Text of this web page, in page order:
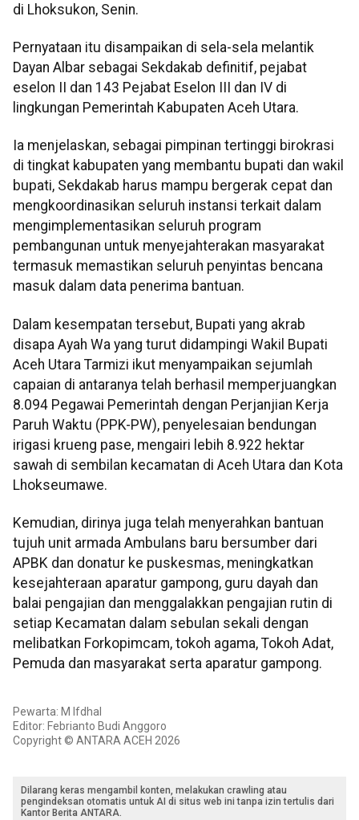
di Lhoksukon, Senin.
Pernyataan itu disampaikan di sela-sela melantik
Dayan Albar sebagai Sekdakab definitif, pejabat
eselon II dan 143 Pejabat Eselon III dan IV di
lingkungan Pemerintah Kabupaten Aceh Utara.
Ia menjelaskan, sebagai pimpinan tertinggi birokrasi
di tingkat kabupaten yang membantu bupati dan wakil
bupati, Sekdakab harus mampu bergerak cepat dan
mengkoordinasikan seluruh instansi terkait dalam
mengimplementasikan seluruh program
pembangunan untuk menyejahterakan masyarakat
termasuk memastikan seluruh penyintas bencana
masuk dalam data penerima bantuan.
Dalam kesempatan tersebut, Bupati yang akrab
disapa Ayah Wa yang turut didampingi Wakil Bupati
Aceh Utara Tarmizi ikut menyampaikan sejumlah
capaian di antaranya telah berhasil memperjuangkan
8.094 Pegawai Pemerintah dengan Perjanjian Kerja
Paruh Waktu (PPK-PW), penyelesaian bendungan
irigasi krueng pase, mengairi lebih 8.922 hektar
sawah di sembilan kecamatan di Aceh Utara dan Kota
Lhokseumawe.
Kemudian, dirinya juga telah menyerahkan bantuan
tujuh unit armada Ambulans baru bersumber dari
APBK dan donatur ke puskesmas, meningkatkan
kesejahteraan aparatur gampong, guru dayah dan
balai pengajian dan menggalakkan pengajian rutin di
setiap Kecamatan dalam sebulan sekali dengan
melibatkan Forkopimcam, tokoh agama, Tokoh Adat,
Pemuda dan masyarakat serta aparatur gampong.
Pewarta: M Ifdhal
Editor: Febrianto Budi Anggoro
Copyright © ANTARA ACEH 2026
Dilarang keras mengambil konten, melakukan crawling atau
pengindeksan otomatis untuk AI di situs web ini tanpa izin tertulis dari
Kantor Berita ANTARA.